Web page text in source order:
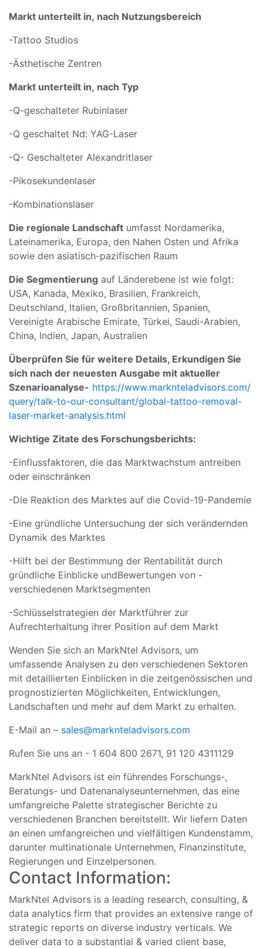
Markt unterteilt in, nach Nutzungsbereich
-Tattoo Studios
-Ästhetische Zentren
Markt unterteilt in, nach Typ
-Q-geschalteter Rubinlaser
-Q geschaltet Nd: YAG-Laser
-Q- Geschalteter Alexandritlaser
-Pikosekundenlaser
-Kombinationslaser
Die regionale Landschaft umfasst Nordamerika,
Lateinamerika, Europa, den Nahen Osten und Afrika
sowie den asiatisch-pazifischen Raum
Die Segmentierung auf Länderebene ist wie folgt:
USA, Kanada, Mexiko, Brasilien, Frankreich,
Deutschland, Italien, Großbritannien, Spanien,
Vereinigte Arabische Emirate, Türkei, Saudi-Arabien,
China, Indien, Japan, Australien
Überprüfen Sie für weitere Details, Erkundigen Sie
sich nach der neuesten Ausgabe mit aktueller
Szenarioanalyse- https://www.marknteladvisors.com/
query/talk-to-our-consultant/global-tattoo-removal-
laser-market-analysis.html
Wichtige Zitate des Forschungsberichts:
-Einflussfaktoren, die das Marktwachstum antreiben
oder einschränken
-Die Reaktion des Marktes auf die Covid-19-Pandemie
-Eine gründliche Untersuchung der sich verändernden
Dynamik des Marktes
-Hilft bei der Bestimmung der Rentabilität durch
gründliche Einblicke undBewertungen von -
verschiedenen Marktsegmenten
-Schlüsselstrategien der Marktführer zur
Aufrechterhaltung ihrer Position auf dem Markt
Wenden Sie sich an MarkNtel Advisors, um
umfassende Analysen zu den verschiedenen Sektoren
mit detaillierten Einblicken in die zeitgenössischen und
prognostizierten Möglichkeiten, Entwicklungen,
Landschaften und mehr auf dem Markt zu erhalten.
E-Mail an – sales@marknteladvisors.com
Rufen Sie uns an - 1 604 800 2671, 91 120 4311129
MarkNtel Advisors ist ein führendes Forschungs-,
Beratungs- und Datenanalyseunternehmen, das eine
umfangreiche Palette strategischer Berichte zu
verschiedenen Branchen bereitstellt. Wir liefern Daten
an einen umfangreichen und vielfältigen Kundenstamm,
darunter multinationale Unternehmen, Finanzinstitute,
Regierungen und Einzelpersonen.
Contact Information:
MarkNtel Advisors is a leading research, consulting, &
data analytics firm that provides an extensive range of
strategic reports on diverse industry verticals. We
deliver data to a substantial & varied client base,